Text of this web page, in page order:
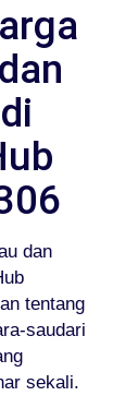
dan
tentang
saudari
sekali.